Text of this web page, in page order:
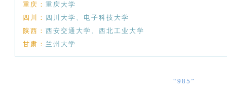
重庆：重庆大学
四川： 四川大学、电子科技大学
陕西：西安交通大学、西北工业大学
甘肃： 兰州大学
“985”